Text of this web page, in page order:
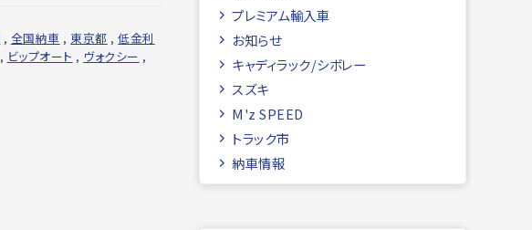
, 全国納車 , 東京都 ,低金利
, ビップオート , ヴォクシー ,
プレミアム輸入車
お知らせ
キャディラック/シボレー
スズキ
M'z SPEED
トラック市
納車情報